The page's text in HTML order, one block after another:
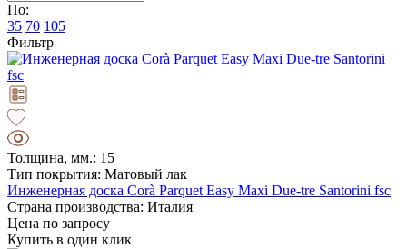
По:
35 70 105
Фильтр
Толщина, мм.: 15
Тип покрытия: Матовый лак
Инженерная доска Corà Parquet Easy Maxi Due-tre Santorini fsc
Страна производства: Италия
Цена по запросу
Купить в один клик